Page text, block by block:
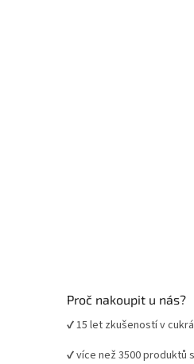
Proč nakoupit u nás?
✔ 15 let zkušeností v
✔ více než 3500 produktů